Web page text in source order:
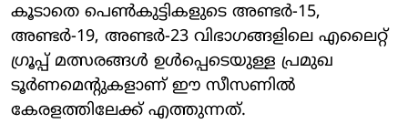
കൂടാതെ പെൺകുട്ടികളുടെ അണ്ടർ-15,
അണ്ടർ-19, അണ്ടർ-23 വിഭാഗങ്ങളിലെ എലൈറ്റ്
ഗ്രൂപ്പ് മത്സരങ്ങൾ ഉൾപ്പെടെയുള്ള പ്രമുഖ
ടൂർണമെന്റുകളാണ് ഈ സീസണിൽ
കേരളത്തിലേക്ക് എത്തുന്നത്.